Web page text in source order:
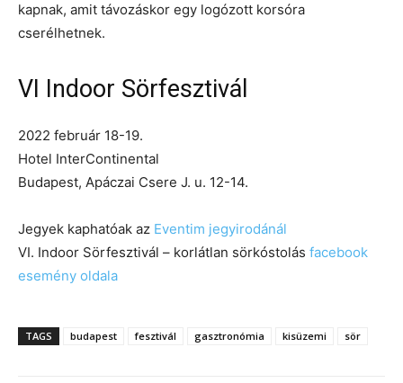
kapnak, amit távozáskor egy logózott korsóra
cserélhetnek.
VI Indoor Sörfesztivál
2022 február 18-19.
Hotel InterContinental
Budapest, Apáczai Csere J. u. 12-14.
Jegyek kaphatóak az Eventim jegyirodánál
VI. Indoor Sörfesztivál – korlátlan sörkóstolás facebook
esemény oldala
TAGS budapest fesztivál gasztronómia kisüzemi sör